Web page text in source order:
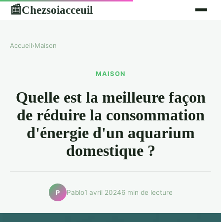
📰Chezsoiacceuil
Accueil›Maison
MAISON
Quelle est la meilleure façon
de réduire la consommation
d'énergie d'un aquarium
domestique ?
P Pablo1 avril 20246 min de lecture